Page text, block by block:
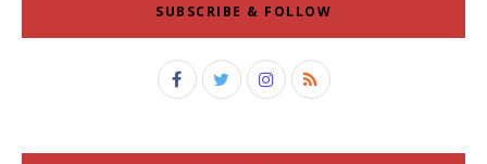
SUBSCRIBE & FOLLOW